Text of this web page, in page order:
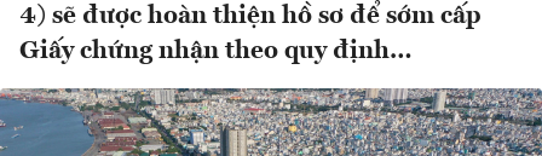
4) sẽ được hoàn thiện hồ sơ để sớm cấp
Giấy chứng nhận theo quy định…